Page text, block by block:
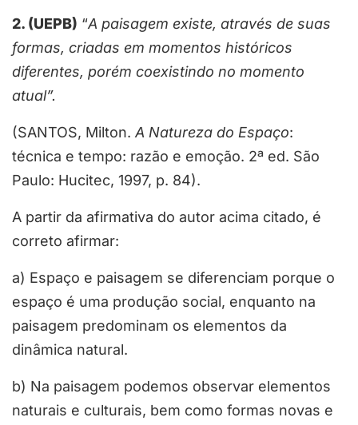
2. (UEPB) “A paisagem existe, através de suas
formas, criadas em momentos históricos
diferentes, porém coexistindo no momento
atual”.
(SANTOS, Milton. A Natureza do Espaço:
técnica e tempo: razão e emoção. 2ª ed. São
Paulo: Hucitec, 1997, p. 84).
A partir da afirmativa do autor acima citado, é
correto afirmar:
a) Espaço e paisagem se diferenciam porque o
espaço é uma produção social, enquanto na
paisagem predominam os elementos da
dinâmica natural.
b) Na paisagem podemos observar elementos
naturais e culturais, bem como formas novas e